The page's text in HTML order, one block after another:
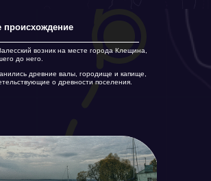
происхождение
возник на месте города Клещина,
до него.
древние валы, городище и капище,
о древности поселения.